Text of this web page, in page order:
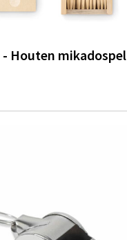
- Houten mikadospel